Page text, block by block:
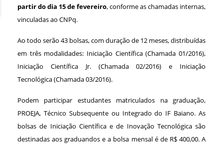
partir do dia 15 de fevereiro, conforme as chamadas internas,
vinculadas ao CNPq.
Ao todo serão 43 bolsas, com duração de 12 meses, distribuídas
em três modalidades: Iniciação Científica (Chamada 01/2016),
Iniciação Científica Jr. (Chamada 02/2016) e Iniciação
Tecnológica (Chamada 03/2016).
Podem participar estudantes matriculados na graduação,
PROEJA, Técnico Subsequente ou Integrado do IF Baiano. As
bolsas de Iniciação Científica e de Inovação Tecnológica são
destinadas aos graduandos e a bolsa mensal é de R$ 400,00. A